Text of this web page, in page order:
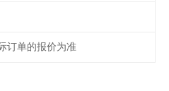
订单的报价为准